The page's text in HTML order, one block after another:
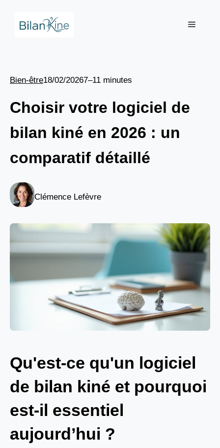
Menu
Bien-être18/02/20267–11 minutes
Choisir votre logiciel de
bilan kiné en 2026 : un
comparatif détaillé
Clémence Lefèvre
Qu'est-ce qu'un logiciel
de bilan kiné et pourquoi
est-il essentiel
aujourd’hui ?